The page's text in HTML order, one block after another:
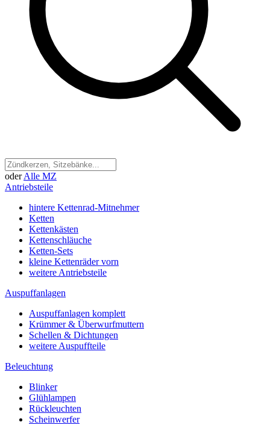
oder Alle MZ
Antriebsteile
hintere Kettenrad-Mitnehmer
Ketten
Kettenkästen
Kettenschläuche
Ketten-Sets
kleine Kettenräder vorn
weitere Antriebsteile
Auspuffanlagen
Auspuffanlagen komplett
Krümmer & Überwurfmuttern
Schellen & Dichtungen
weitere Auspuffteile
Beleuchtung
Blinker
Glühlampen
Rückleuchten
Scheinwerfer